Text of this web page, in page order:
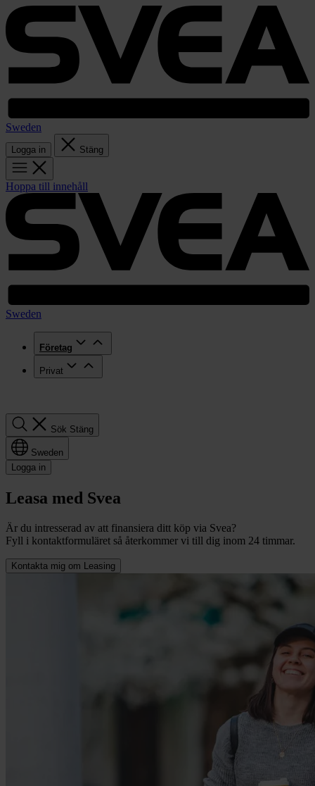
Sweden
Logga in Stäng
Hoppa till innehåll
Sweden
Företag
Privat
Sök Stäng
Sweden
Logga in
Leasa med Svea
Är du intresserad av att finansiera ditt köp via Svea?
Fyll i kontaktformuläret så återkommer vi till dig inom 24 timmar.
Kontakta mig om Leasing